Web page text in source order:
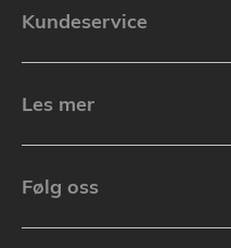
Kundeservice
Les mer
Følg oss